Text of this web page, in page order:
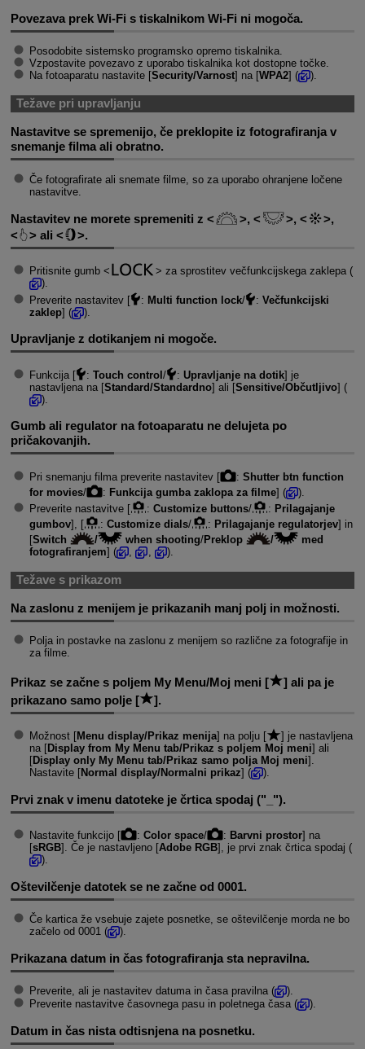
Povezava prek Wi-Fi s tiskalnikom Wi-Fi ni mogoča.
Posodobite sistemsko programsko opremo tiskalnika.
Vzpostavite povezavo z uporabo tiskalnika kot dostopne točke.
Na fotoaparatu nastavite [Security/Varnost] na [WPA2] ( ).
Težave pri upravljanju
Nastavitve se spremenijo, če preklopite iz fotografiranja v
snemanje filma ali obratno.
Če fotografirate ali snemate filme, so za uporabo ohranjene ločene
nastavitve.
Nastavitev ne morete spremeniti z , ,
,
ali
.
Pritisnite gumb
za sprostitev večfunkcijskega zaklepa (
).
Preverite nastavitev [
: Multi function lock/ : Večfunkcijski
zaklep] ( ).
Upravljanje z dotikanjem ni mogoče.
Funkcija [ : Touch control/ : Upravljanje na dotik] je
nastavljena na [Standard/Standardno] ali [Sensitive/Občutljivo] (
).
Gumb ali regulator na fotoaparatu ne delujeta po
pričakovanjih.
Pri snemanju filma preverite nastavitev [ : Shutter btn function
for movies/ : Funkcija gumba zaklopa za filme] (
).
Preverite nastavitve [
: Customize buttons/ : Prilagajanje
gumbov], [ : Customize dials/ : Prilagajanje regulatorjev] in
[Switch / when shooting/Preklop /
med
fotografiranjem] ( , ).
Težave s prikazom
Na zaslonu z menijem je prikazanih manj polj in možnosti.
Polja in postavke na zaslonu z menijem so različne za fotografije in
za filme.
Prikaz se začne s poljem My Menu/Moj meni [
] ali pa je
prikazano samo polje [
].
Možnost [Menu display/Prikaz menija] na polju [
] je nastavljena
na [Display from My Menu tab/Prikaz s poljem Moj meni] ali
[Display only My Menu tab/Prikaz samo polja Moj meni].
Nastavite [Normal display/Normalni prikaz] ( ).
Prvi znak v imenu datoteke je črtica spodaj ("_").
Nastavite funkcijo [ : Color space/ : Barvni prostor] na
[sRGB]. Če je nastavljeno [Adobe RGB], je prvi znak črtica spodaj (
).
Oštevilčenje datotek se ne začne od 0001.
Če kartica že vsebuje zajete posnetke, se oštevilčenje morda ne bo
začelo od 0001 ( ).
Prikazana datum in čas fotografiranja sta nepravilna.
Preverite, ali je nastavitev datuma in časa pravilna (
).
Preverite nastavitve časovnega pasu in poletnega časa (
).
Datum in čas nista odtisnjena na posnetku.